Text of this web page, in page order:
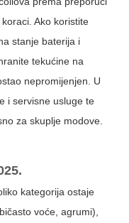
Ako koristite
stanje baterija i
tekućine na
nepromijenjen. U
i servisne usluge te
za skuplje modove.
kategorija ostaje
voće, agrumi),